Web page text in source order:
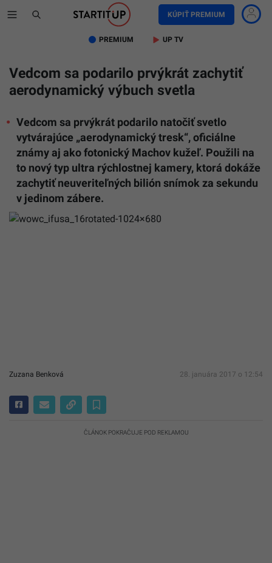
KÚPIŤ PREMIUM
PREMIUM UP TV
Vedcom sa podarilo prvýkrát zachytiť
aerodynamický výbuch svetla
Vedcom sa prvýkrát podarilo natočiť svetlo
vytvárajúce „aerodynamický tresk“, oficiálne
známy aj ako fotonický Machov kužeľ. Použili na
to nový typ ultra rýchlostnej kamery, ktorá dokáže
zachytiť neuveriteľných bilión snímok za sekundu
v jedinom zábere.
Zuzana Benková 28. januára 2017 o 12:54
ČLÁNOK POKRAČUJE POD REKLAMOU